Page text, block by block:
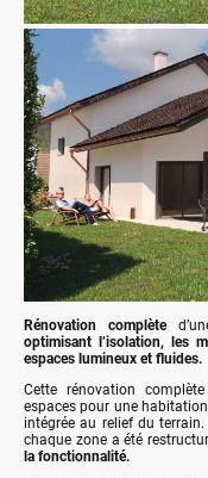
Rénovation complète
optimisant l’isolation, les
espaces lumineux et fluides.
Cette rénovation
espaces pour une
intégrée au relief du
chaque zone a été
la fonctionnalité.